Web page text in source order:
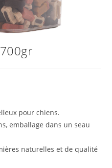
pour chiens.
emballage dans un seau
naturelles et de qualité